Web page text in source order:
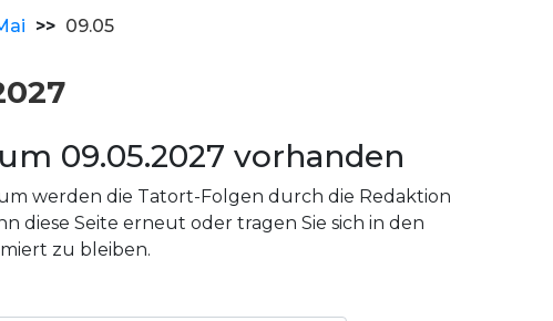
>> 09.05
09.05.2027 vorhanden
werden die Tatort-Folgen durch die Redaktion
diese Seite erneut oder tragen Sie sich in den
zu bleiben.